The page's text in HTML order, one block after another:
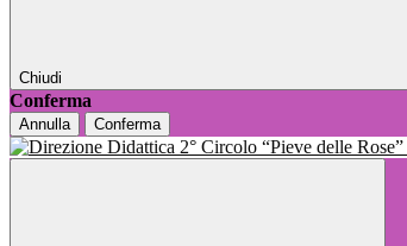
Chiudi
Conferma
Annulla Conferma